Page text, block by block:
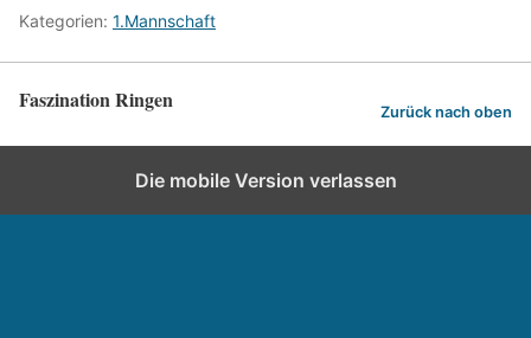
Kategorien: 1.Mannschaft
Faszination Ringen Zurück nach oben
Die mobile Version verlassen